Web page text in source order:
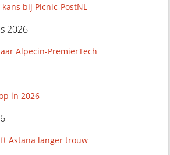
bij Picnic-PostNL
2026
Alpecin-PremierTech
in 2026
Astana langer trouw